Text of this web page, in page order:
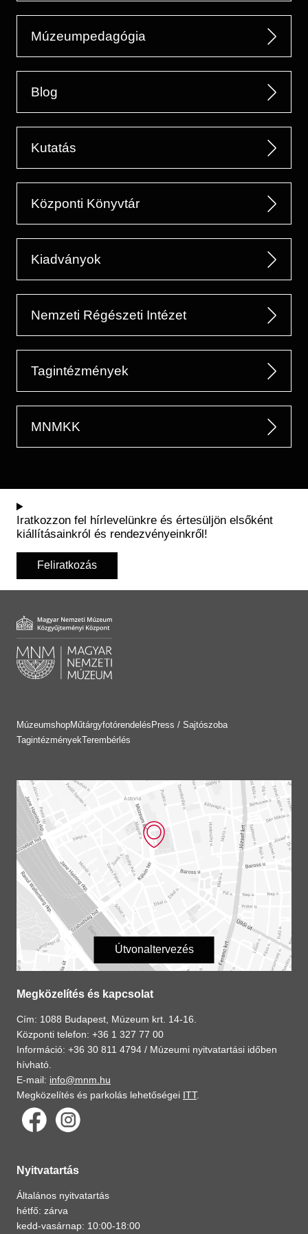
Múzeumpedagógia
Blog
Kutatás
Központi Könyvtár
Kiadványok
Nemzeti Régészeti Intézet
Tagintézmények
MNMKK
Iratkozzon fel hírlevelünkre és értesüljön elsőként
kiállításainkról és rendezvényeinkről!
Feliratkozás
MúzeumshopMűtárgyfotórendelés Press / Sajtószoba
TagintézményekTerembérlés
Útvonaltervezés
Megközelítés és kapcsolat
Cím: 1088 Budapest, Múzeum krt. 14-16.
Központi telefon: +36 1 327 77 00
Információ: +36 30 811 4794 / Múzeumi nyitvatartási időben
hívható.
E-mail: info@mnm.hu
Megközelítés és parkolás lehetőségei ITT.
Nyitvatartás
Általános nyitvatartás
hétfő: zárva
kedd-vasárnap: 10:00-18:00